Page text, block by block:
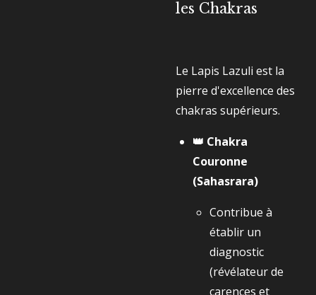
les Chakras
Le Lapis Lazuli est la
pierre d'excellence des
chakras supérieurs.
👑 Chakra
Couronne
(Sahasrara)
Contribue à
établir un
diagnostic
(révélateur de
carences et